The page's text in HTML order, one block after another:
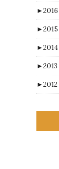
►2016
►2015
►2014
►2013
►2012